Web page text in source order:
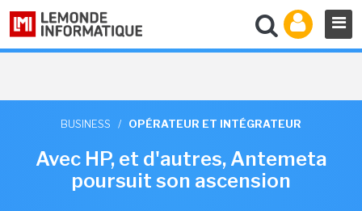
BUSINESS / OPÉRATEUR ET INTÉGRATEUR
Avec HP, et d'autres, Antemeta
poursuit son ascension